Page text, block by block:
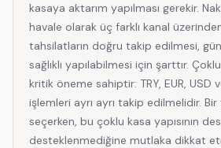
kasaya aktarım yapılması gerekir.
havale olarak üç farklı kanal
tahsilatların doğru takip edilmesi,
sağlıklı yapılabilmesi için şarttır.
kritik öneme sahiptir: TRY, EUR, USD
işlemleri ayrı ayrı takip edilmelidir. Bir
seçerken, bu çoklu kasa yapısının
desteklenmediğine mutlaka dikkat